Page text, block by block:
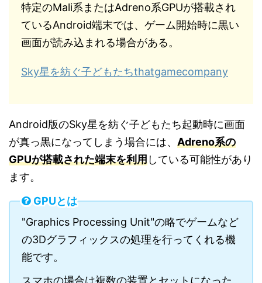
特定のMali系またはAdreno系GPUが搭載され
ているAndroid端末では、ゲーム開始時に黒い
画面が読み込まれる場合がある。
Sky星を紡ぐ子どもたちthatgamecompany
Android版のSky星を紡ぐ子どもたち起動時に画面
が真っ黒になってしまう場合には、 Adreno系の
GPUが搭載された端末を利用している可能性があり
ます。
GPUとは
"Graphics Processing Unit"の略でゲームなど
の3Dグラフィックスの処理を行ってくれる機
能です。
スマホの場合は複数の装置とセットになった